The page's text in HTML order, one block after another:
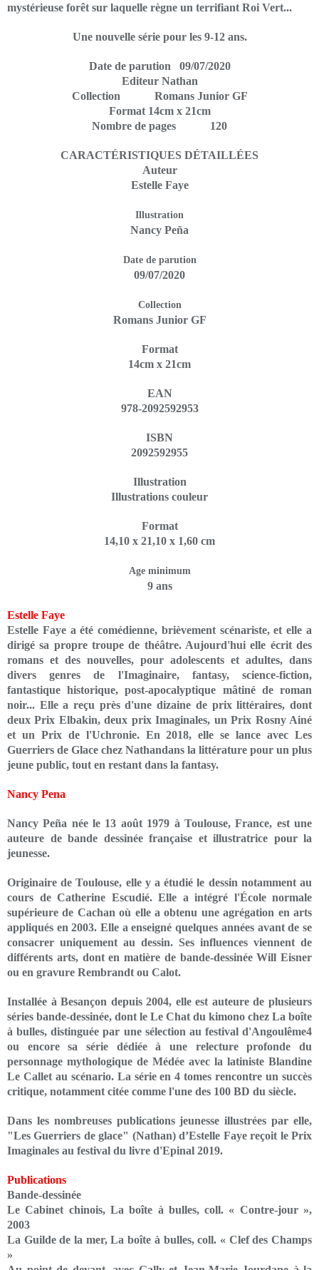
mystérieuse forêt sur laquelle règne un terrifiant Roi Vert...
Une nouvelle série pour les 9-12 ans.
Date de parution 09/07/2020
Editeur Nathan
Collection Romans Junior GF
Format 14cm x 21cm
Nombre de pages 120
CARACTÉRISTIQUES DÉTAILLÉES
Auteur
Estelle Faye
Illustration
Nancy Peña
Date de parution
09/07/2020
Collection
Romans Junior GF
Format
14cm x 21cm
EAN
978-2092592953
ISBN
2092592955
Illustration
Illustrations couleur
Format
14,10 x 21,10 x 1,60 cm
Age minimum
9 ans
Estelle Faye
Estelle Faye a été comédienne, brièvement scénariste, et elle a
dirigé sa propre troupe de théâtre. Aujourd'hui elle écrit des
romans et des nouvelles, pour adolescents et adultes, dans
divers genres de l'Imaginaire, fantasy, science-fiction,
fantastique historique, post-apocalyptique mâtiné de roman
noir... Elle a reçu près d'une dizaine de prix littéraires, dont
deux Prix Elbakin, deux prix Imaginales, un Prix Rosny Ainé
et un Prix de l'Uchronie. En 2018, elle se lance avec Les
Guerriers de Glace chez Nathandans la littérature pour un plus
jeune public, tout en restant dans la fantasy.
Nancy Pena
Nancy Peña née le 13 août 1979 à Toulouse, France, est une
auteure de bande dessinée française et illustratrice pour la
jeunesse.
Originaire de Toulouse, elle y a étudié le dessin notamment au
cours de Catherine Escudié. Elle a intégré l'École normale
supérieure de Cachan où elle a obtenu une agrégation en arts
appliqués en 2003. Elle a enseigné quelques années avant de se
consacrer uniquement au dessin. Ses influences viennent de
différents arts, dont en matière de bande-dessinée Will Eisner
ou en gravure Rembrandt ou Calot.
Installée à Besançon depuis 2004, elle est auteure de plusieurs
séries bande-dessinée, dont le Le Chat du kimono chez La boîte
à bulles, distinguée par une sélection au festival d'Angoulême4
ou encore sa série dédiée à une relecture profonde du
personnage mythologique de Médée avec la latiniste Blandine
Le Callet au scénario. La série en 4 tomes rencontre un succès
critique, notamment citée comme l'une des 100 BD du siècle.
Dans les nombreuses publications jeunesse illustrées par elle,
"Les Guerriers de glace" (Nathan) d’Estelle Faye reçoit le Prix
Imaginales au festival du livre d'Epinal 2019.
Publications
Bande-dessinée
Le Cabinet chinois, La boîte à bulles, coll. « Contre-jour »,
2003
La Guilde de la mer, La boîte à bulles, coll. « Clef des Champs
»